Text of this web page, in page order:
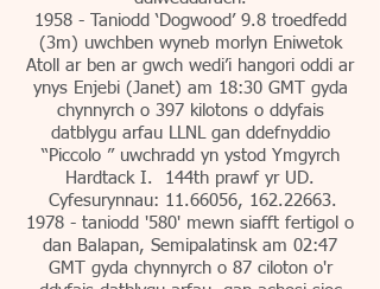
1958 - Taniodd ‘Dogwood’ 9.8 troedfedd
(3m) uwchben wyneb morlyn Eniwetok
Atoll ar ben ar gwch wedi’i hangori oddi ar
ynys Enjebi (Janet) am 18:30 GMT gyda
chynnyrch o 397 kilotons o ddyfais
datblygu arfau LLNL gan ddefnyddio
“Piccolo ” uwchradd yn ystod Ymgyrch
Hardtack I. 144th prawf yr UD.
Cyfesurynnau: 11.66056, 162.22663.
1978 - taniodd '580' mewn siafft fertigol o
dan Balapan, Semipalatinsk am 02:47
GMT gyda chynnyrch o 87 ciloton o'r